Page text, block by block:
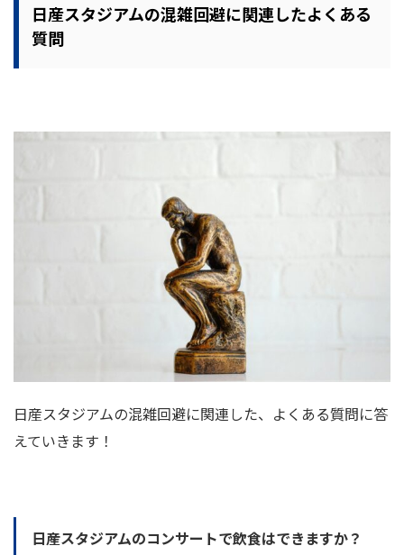
日産スタジアムの混雑回避に関連したよくある
質問
日産スタジアムの混雑回避に関連した、よくある質問に答
えていきます！
日産スタジアムのコンサートで飲食はできますか？